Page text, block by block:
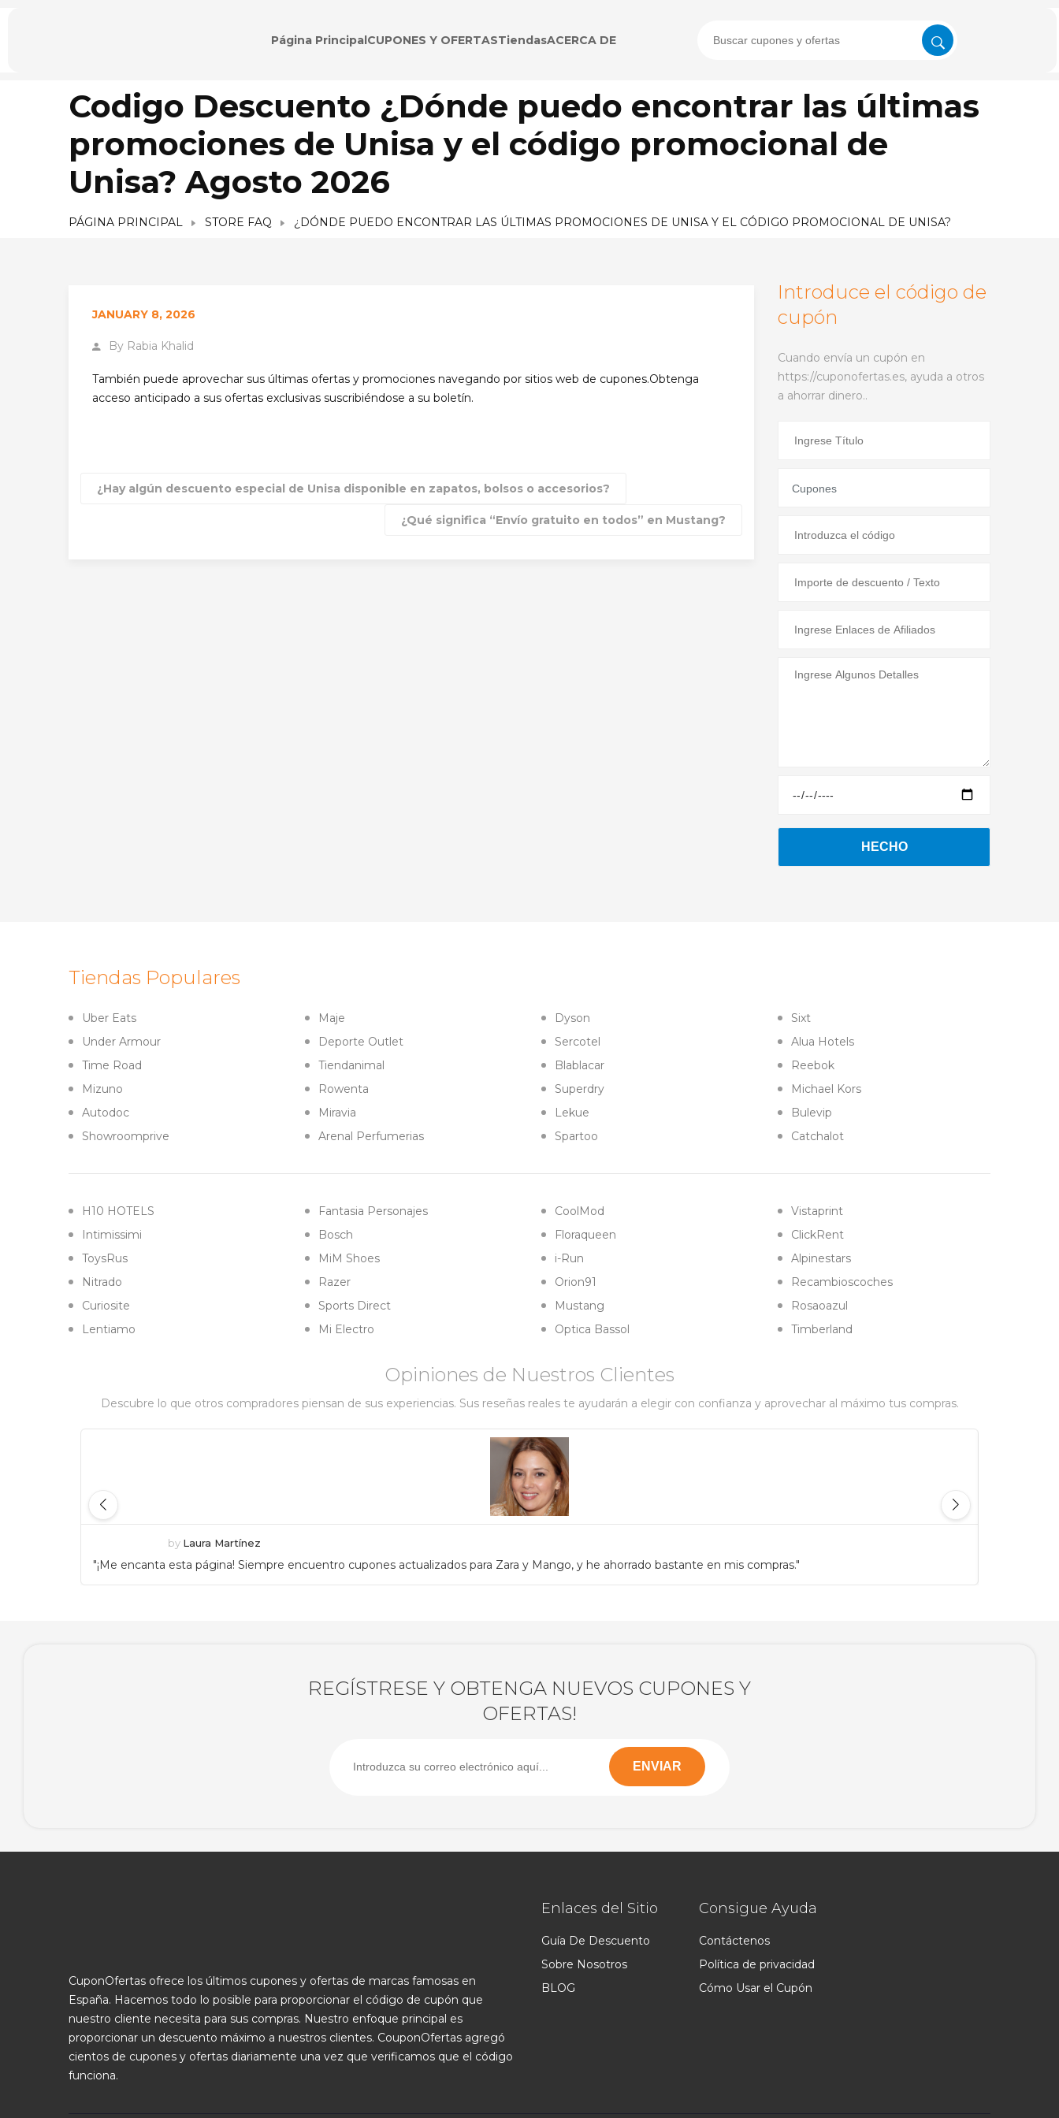
Página PrincipalCUPONES Y OFERTASTiendasACERCA DE
Codigo Descuento ¿Dónde puedo encontrar las últimas
promociones de Unisa y el código promocional de
Unisa? Agosto 2026
PÁGINA PRINCIPAL STORE FAQ ¿DÓNDE PUEDO ENCONTRAR LAS ÚLTIMAS PROMOCIONES DE UNISA Y EL CÓDIGO PROMOCIONAL DE UNISA?
JANUARY 8, 2026
By Rabia Khalid
También puede aprovechar sus últimas ofertas y promociones navegando por sitios web de cupones.Obtenga
acceso anticipado a sus ofertas exclusivas suscribiéndose a su boletín.
¿Hay algún descuento especial de Unisa disponible en zapatos, bolsos o accesorios?
¿Qué significa “Envío gratuito en todos” en Mustang?
Introduce el código de
cupón
Cuando envía un cupón en
https://cuponofertas.es, ayuda a otros
a ahorrar dinero..
Tiendas Populares
Uber Eats
Under Armour
Time Road
Mizuno
Autodoc
Showroomprive
Maje
Deporte Outlet
Tiendanimal
Rowenta
Miravia
Arenal Perfumerias
Dyson
Sercotel
Blablacar
Superdry
Lekue
Spartoo
Sixt
Alua Hotels
Reebok
Michael Kors
Bulevip
Catchalot
H10 HOTELS
Intimissimi
ToysRus
Nitrado
Curiosite
Lentiamo
Fantasia Personajes
Bosch
MiM Shoes
Razer
Sports Direct
Mi Electro
CoolMod
Floraqueen
i-Run
Orion91
Mustang
Optica Bassol
Vistaprint
ClickRent
Alpinestars
Recambioscoches
Rosaoazul
Timberland
Opiniones de Nuestros Clientes
Descubre lo que otros compradores piensan de sus experiencias. Sus reseñas reales te ayudarán a elegir con confianza y aprovechar al máximo tus compras.
by Laura Martínez
"¡Me encanta esta página! Siempre encuentro cupones actualizados para Zara y Mango, y he ahorrado bastante en mis compras."
REGÍSTRESE Y OBTENGA NUEVOS CUPONES Y
OFERTAS!
CuponOfertas ofrece los últimos cupones y ofertas de marcas famosas en
España. Hacemos todo lo posible para proporcionar el código de cupón que
nuestro cliente necesita para sus compras. Nuestro enfoque principal es
proporcionar un descuento máximo a nuestros clientes. CouponOfertas agregó
cientos de cupones y ofertas diariamente una vez que verificamos que el código
funciona.
Enlaces del Sitio
Guía De Descuento
Sobre Nosotros
BLOG
Consigue Ayuda
Contáctenos
Política de privacidad
Cómo Usar el Cupón